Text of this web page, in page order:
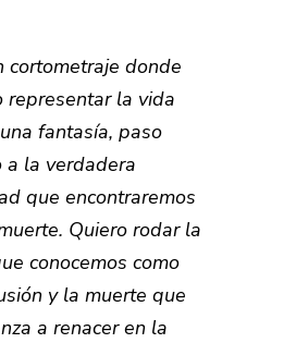
cortometraje donde
representar la vida
fantasía, paso
a la verdadera
que encontraremos
Quiero rodar la
conocemos como
y la muerte que
a renacer en la